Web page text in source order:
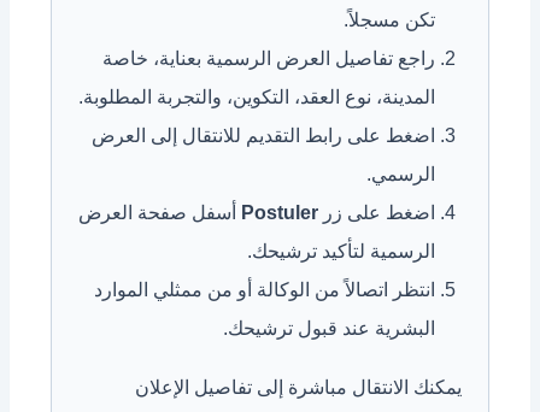
تكن مسجلاً.
راجع تفاصيل العرض الرسمية بعناية، خاصة
المدينة، نوع العقد، التكوين، والتجربة المطلوبة.
اضغط على رابط التقديم للانتقال إلى العرض
الرسمي.
اضغط على زر Postuler
أسفل صفحة العرض
الرسمية لتأكيد ترشيحك.
انتظر اتصالاً من الوكالة أو من ممثلي الموارد
البشرية عند قبول ترشيحك.
يمكنك الانتقال مباشرة إلى تفاصيل الإعلان